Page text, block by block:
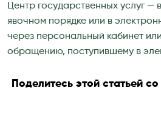
Центр государственных услуг —
явочном порядке или в
через персональный кабинет
обращению, поступившему в
Поделитесь этой статьей